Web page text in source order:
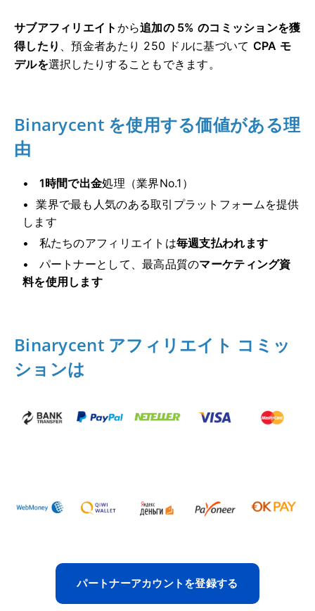
サブアフィリエイト から追加の 5% のコミッションを獲
得したり 、預金者あたり 250 ドルに基づいて CPA モ
デルを選択したりすることもできます。
Binarycent を使用する価値がある理
由
1時間で出金処理 （業界No.1）
業界で最も人気のある取引プラットフォームを提供
します
私たちのアフィリエイトは毎週支払われます
パートナーとして、最高品質のマーケティング資
料を使用します
Binarycent アフィリエイト コミッ
ションは
パートナーアカウントを登録する